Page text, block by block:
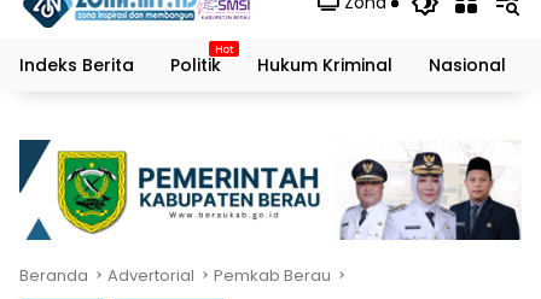
Indeks Berita Politik Hukum Kriminal Nasional
Beranda Advertorial Pemkab Berau